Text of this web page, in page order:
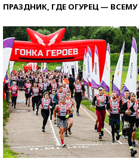
ПРАЗДНИК, ГДЕ ОГУРЕЦ —